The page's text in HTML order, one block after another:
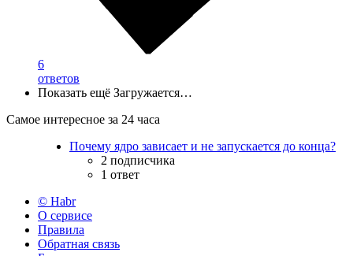
6
ответов
Показать ещё Загружается…
Самое интересное за 24 часа
Почему ядро зависает и не запускается до конца?
2 подписчика
1 ответ
© Habr
О сервисе
Правила
Обратная связь